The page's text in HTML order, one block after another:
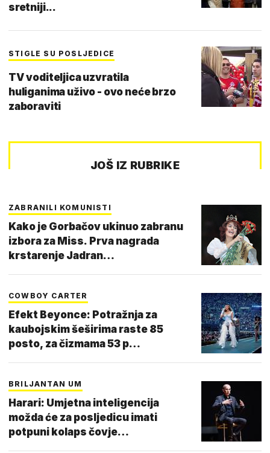
sretniji...
STIGLE SU POSLJEDICE
TV voditeljica uzvratila
huliganima uživo - ovo neće brzo
zaboraviti
JOŠ IZ RUBRIKE
ZABRANILI KOMUNISTI
Kako je Gorbačov ukinuo zabranu
izbora za Miss. Prva nagrada
krstarenje Jadran…
COWBOY CARTER
Efekt Beyonce: Potražnja za
kaubojskim šeširima raste 85
posto, za čizmama 53 p…
BRILJANTAN UM
Harari: Umjetna inteligencija
možda će za posljedicu imati
potpuni kolaps čovje…